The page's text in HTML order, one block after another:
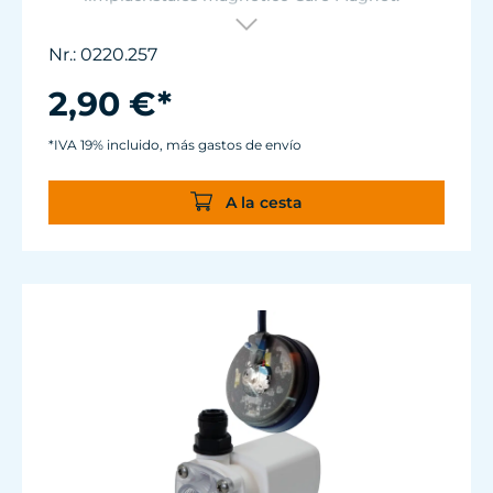
Care Magnet long, strong y strong+ artículos
0222.020, 0222.025
Autoadhesiva, hecha de fieltro de primera
calidad, fácil de deslizar.
Nr.: 0220.257
2,90 €*
*IVA 19% incluido, más gastos de envío
A la cesta